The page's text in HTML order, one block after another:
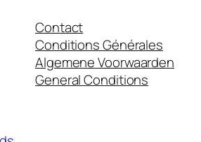
Contact
Conditions Générales
Algemene Voorwaarden
General Conditions